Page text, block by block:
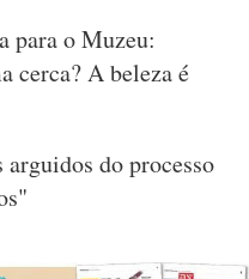
para o Muzeu:
cerca? A beleza é
do processo